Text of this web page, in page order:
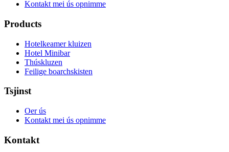
Kontakt mei ús opnimme
Products
Hotelkeamer kluizen
Hotel Minibar
Thúskluzen
Feilige boarchskisten
Tsjinst
Oer ús
Kontakt mei ús opnimme
Kontakt